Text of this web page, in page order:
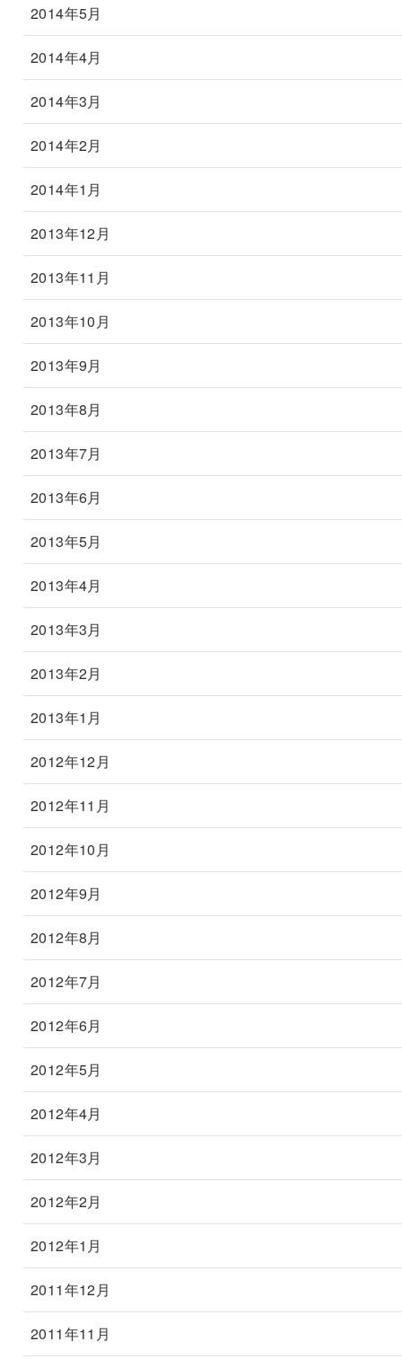
2014年5月
2014年4月
2014年3月
2014年2月
2014年1月
2013年12月
2013年11月
2013年10月
2013年9月
2013年8月
2013年7月
2013年6月
2013年5月
2013年4月
2013年3月
2013年2月
2013年1月
2012年12月
2012年11月
2012年10月
2012年9月
2012年8月
2012年7月
2012年6月
2012年5月
2012年4月
2012年3月
2012年2月
2012年1月
2011年12月
2011年11月